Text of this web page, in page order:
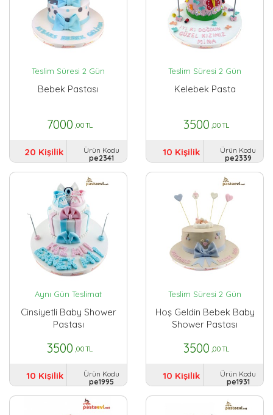
Teslim Süresi 2 Gün
Bebek Pastası
7000 ,00 TL
20 Kişilik
Ürün Kodu
pe2341
Teslim Süresi 2 Gün
Kelebek Pasta
3500 ,00 TL
10 Kişilik
Ürün Kodu
pe2339
Aynı Gün Teslimat
Cinsiyetli Baby Shower
Pastası
3500 ,00 TL
10 Kişilik
Ürün Kodu
pe1995
Teslim Süresi 2 Gün
Hoş Geldin Bebek Baby
Shower Pastası
3500 ,00 TL
10 Kişilik
Ürün Kodu
pe1931